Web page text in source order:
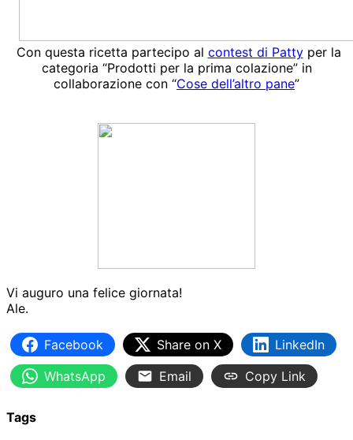
Con questa ricetta partecipo al contest di Pattyper la
categoria “Prodotti per la prima colazione” in
collaborazione con “Cose dell’altro pane”
Vi auguro una felice giornata!
Ale.
Facebook Share on X
LinkedIn
WhatsApp
Email Copy Link
Tags